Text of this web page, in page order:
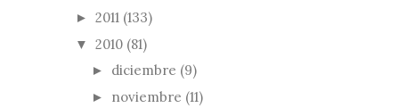
► 2011 (133)
▼ 2010 (81)
► diciembre (9)
► noviembre (11)